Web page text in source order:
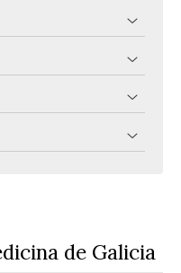
de Galicia